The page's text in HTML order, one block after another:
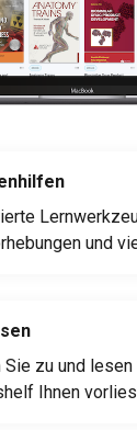
und
Sie zu und
Ihnen